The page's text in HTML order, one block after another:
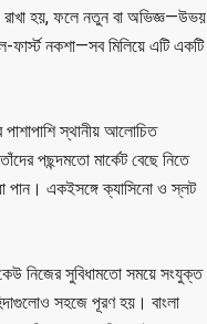
রাখা হয়, ফলে নতুন বা অভিজ্ঞ—উভয়
ফার্স্ট নকশা—সব মিলিয়ে এটি একটি
পাশাপাশি স্থানীয় আলোচিত
পছন্দমতো মার্কেট বেছে নিতে
পান। একইসঙ্গে ক্যাসিনো ও স্লট
নিজের সুবিধামতো সময়ে সংযুক্ত
সহজে পূরণ হয়। বাংলা